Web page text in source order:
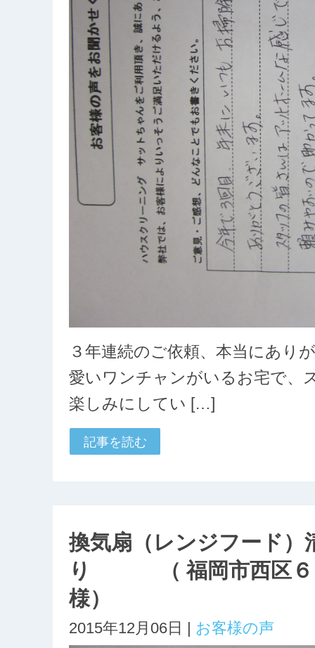
３年連続のご依頼、本当にあり
愛いワンチャンがいるお宅で、
楽しみにしてい […]
記事を読む
換気扇（レンジフード）
り （ 福岡市西区６
様）
2015年12月06日 | お客様の声